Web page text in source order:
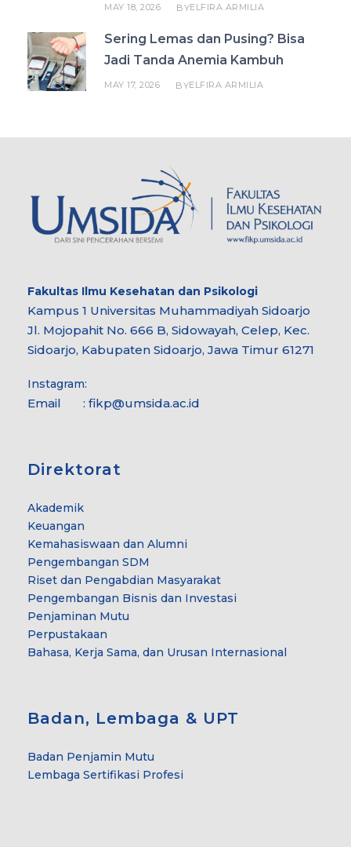
MAY 18, 2026 BYELFIRA ARMILIA
Sering Lemas dan Pusing? Bisa
Jadi Tanda Anemia Kambuh
MAY 17, 2026 BYELFIRA ARMILIA
Fakultas Ilmu Kesehatan dan Psikologi
Kampus 1 Universitas Muhammadiyah Sidoarjo
Jl. Mojopahit No. 666 B, Sidowayah, Celep, Kec.
Sidoarjo, Kabupaten Sidoarjo, Jawa Timur 61271
Instagram:
Email : fikp@umsida.ac.id
Direktorat
Akademik
Keuangan
Kemahasiswaan dan Alumni
Pengembangan SDM
Riset dan Pengabdian Masyarakat
Pengembangan Bisnis dan Investasi
Penjaminan Mutu
Perpustakaan
Bahasa, Kerja Sama, dan Urusan Internasional
Badan, Lembaga & UPT
Badan Penjamin Mutu
Lembaga Sertifikasi Profesi